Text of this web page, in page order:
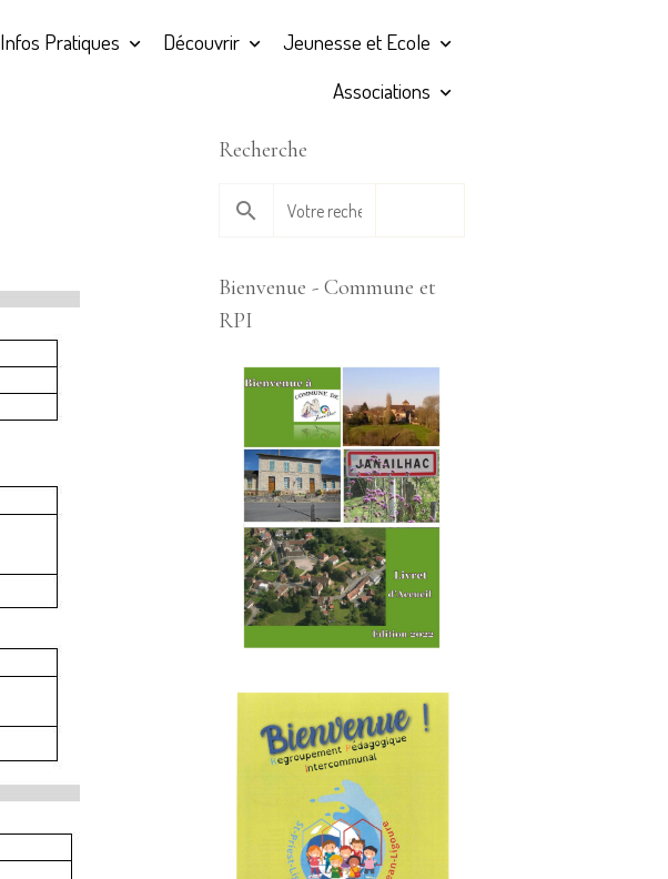
Infos Pratiques Découvrir
Jeunesse et Ecole
Associations
Recherche
Bienvenue - Commune et
RPI